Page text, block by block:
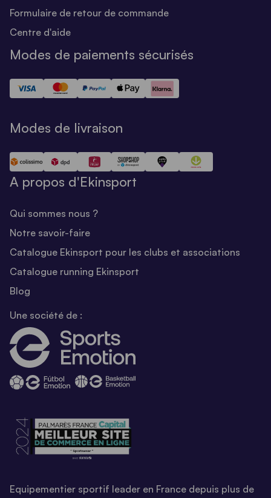
Formulaire de retour de commande
Centre d'aide
Modes de paiements sécurisés
Modes de livraison
A propos d'Ekinsport
Qui sommes nous ?
Notre savoir-faire
Catalogue Ekinsport pour les clubs et associations
Catalogue running Ekinsport
Blog
Une société de :
Equipementier sportif leader en France depuis plus de